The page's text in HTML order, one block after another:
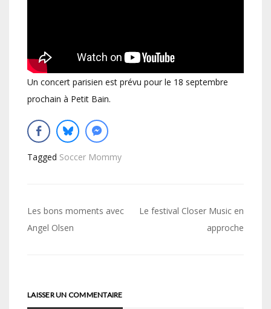
Un concert parisien est prévu pour le 18 septembre
prochain à Petit Bain.
Tagged Soccer Mommy
Navigation
de
Les bons moments avec
Angel Olsen
Le festival Closer Music en
approche
LAISSER UN COMMENTAIRE